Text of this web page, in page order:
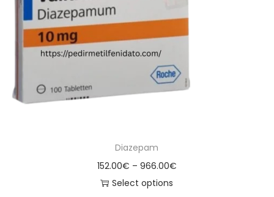
Diazepam
152.00€ – 966.00€
Select options